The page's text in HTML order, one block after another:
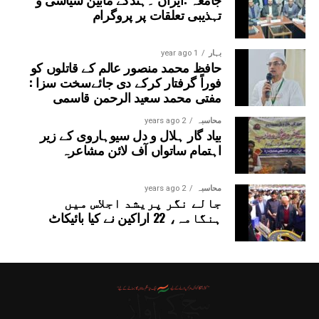
تہذیبی تعلقات پر پروگرام
بہار 1 year ago
حافظ محمد منصور عالم کے قاتلوں کو
فوراً گرفتار کرکے دی جائےسخت سزا :
مفتی محمد سعید الرحمن قاسمی
محاسبہ 2 years ago
بیاد گار ہلال و دل سیوہاروی کے زیر
اہتمام ساتواں آف لائن مشاعرہ
محاسبہ 2 years ago
جالے نگر پریشد اجلاس میں
ہنگامہ، 22 اراکین نے کیا بائیکاٹ